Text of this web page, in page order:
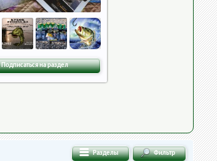
Подписаться на раздел
Разделы Фильтр